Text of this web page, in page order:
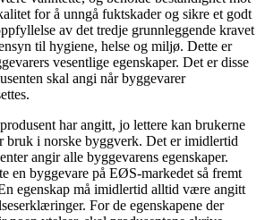
for å unngå fuktskader og sikre et godt
av det tredje grunnleggende kravet
til hygiene, helse og miljø. Dette er
vesentlige egenskaper. Det er disse
skal angi når byggevarer
har angitt, jo lettere kan brukerne
bruk i norske byggverk. Det er imidlertid
angir alle byggevarens egenskaper.
en byggevare på EØS-markedet så fremt
egenskap må imidlertid alltid være angitt
For de egenskapene der